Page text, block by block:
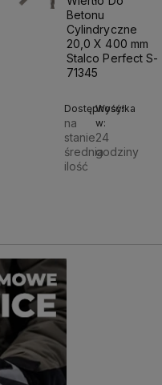
Betonu
Cylindryczne
20,0 X 400 mm
Stalco Perfect S-
71345
Dostępność:
na
stanie
średnia
ilość
Wysyłka
w:
24
godziny